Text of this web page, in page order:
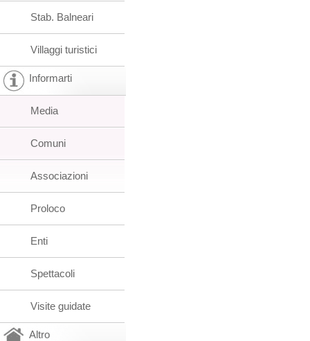
Stab. Balneari
Villaggi turistici
Informarti
Media
Comuni
Associazioni
Proloco
Enti
Spettacoli
Visite guidate
Altro